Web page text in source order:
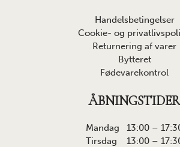
Handelsbetingelser
Cookie- og
Returnering af varer
Bytteret
Fødevarekontrol
ÅBNINGSTIDER
Mandag 13:00 –
Tirsdag 13:00 –